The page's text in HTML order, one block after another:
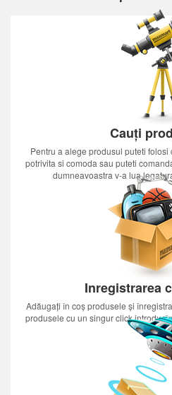
Cauți
Pentru a alege produsul puteti
potrivita si comoda sau puteti
dumneavoastra v-a lua
Inregistrarea
Adăugați în coș produsele și
produsele cu un singur click